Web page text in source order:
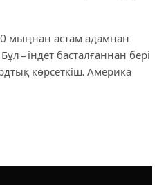
мыңнан астам адамнан
– індет басталғаннан бері
көрсеткіш. Америка